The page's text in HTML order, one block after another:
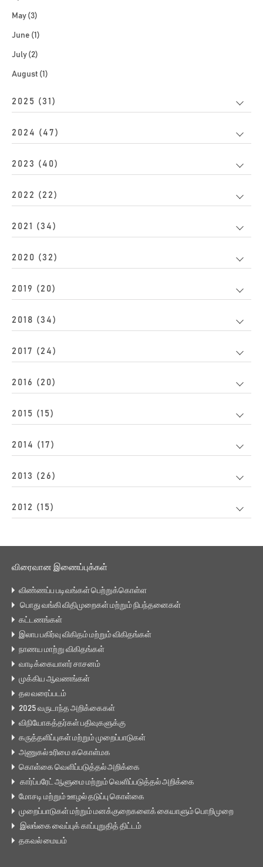
May (3)
June (1)
July (2)
August (1)
2025 (31)
2024 (47)
2023 (40)
2022 (22)
2021 (34)
2020 (32)
2019 (20)
2018 (34)
2017 (24)
2016 (20)
2015 (15)
2014 (17)
2013 (26)
2012 (15)
விரைவான இணைப்புக்கள்
விண்ணப்ப படிவங்கள் பெற்றுக்கொள்ள
பொது வங்கி விதிமுறைகள் மற்றும் நிபந்தனைகள்
கட்டணங்கள்
இலாப பகிர்வு விகிதம் மற்றும் விகிதங்கள்
நாணய மாற்று விகிதங்கள்
வாடிக்கையாளர் சாசனம்
முக்கிய ஆவணங்கள்
தல வரைப்படம்
2025 வருடாந்த அறிக்கைகள்
விநியோகத்தர்கள் பதிவுகளுக்கு
கருத்தளிப்புகள் மற்றும் முறைப்பாடுகள்
அணுகல் உரிமை ககொள்மக
கொள்கை வெளிப்படுத்தல் அறிக்கை
கார்ப்பரேட் ஆளுமை மற்றும் வெளிப்படுத்தல் அறிக்கை
மோசடி மற்றும் ஊழல் தடுப்பு கொள்கை
முறைப்பாடுகள் மற்றும் மனக்குறைகளைக் கையாளும் பொறிமுறை
இலங்கை வைப்புக் காப்புறுதித் திட்டம்
தகவல் மையம்